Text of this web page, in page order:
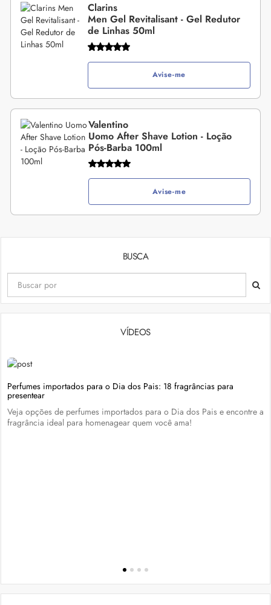
Clarins
Men Gel Revitalisant - Gel Redutor
de Linhas 50ml
Avise-me
Valentino
Uomo After Shave Lotion - Loção
Pós-Barba 100ml
Avise-me
BUSCA
VÍDEOS
Perfumes importados para o Dia dos Pais: 18 fragrâncias para
presentear
Veja opções de perfumes importados para o Dia dos Pais e encontre a
fragrância ideal para homenagear quem você ama!